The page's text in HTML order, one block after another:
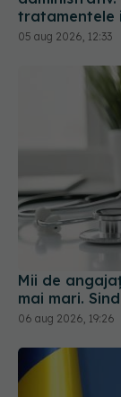
Mii de
mai mari.